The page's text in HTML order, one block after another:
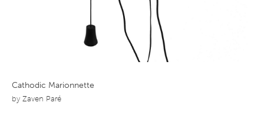
Cathodic Marionnette
by Zaven Paré